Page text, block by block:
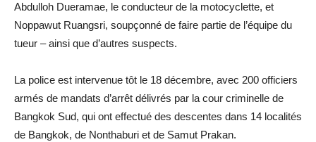
Abdulloh Dueramae, le conducteur de la motocyclette, et
Noppawut Ruangsri, soupçonné de faire partie de l’équipe du
tueur – ainsi que d’autres suspects.
La police est intervenue tôt le 18 décembre, avec 200 officiers
armés de mandats d’arrêt délivrés par la cour criminelle de
Bangkok Sud, qui ont effectué des descentes dans 14 localités
de Bangkok, de Nonthaburi et de Samut Prakan.